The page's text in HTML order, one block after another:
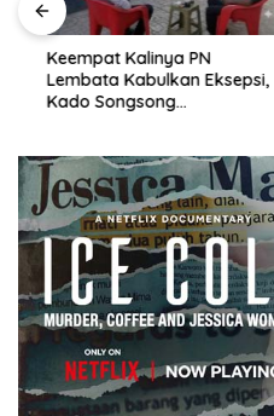
Keempat Kalinya PN
Lembata Kabulkan Eksepsi,
Kado Songsong